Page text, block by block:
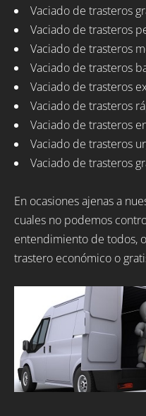
Vaciado de trasteros
Vaciado de trasteros
Vaciado de trasteros
Vaciado de trasteros
Vaciado de trasteros
Vaciado de trasteros
Vaciado de trasteros
Vaciado de trasteros
Vaciado de trasteros
En ocasiones ajenas a
cuales no podemos
entendimiento de todos,
trastero económico o